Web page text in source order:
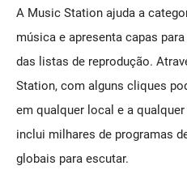
A Music Station ajuda a
música e apresenta capas
das listas de reprodução.
Station, com alguns cliques
em qualquer local e a
inclui milhares de programas
globais para escutar.